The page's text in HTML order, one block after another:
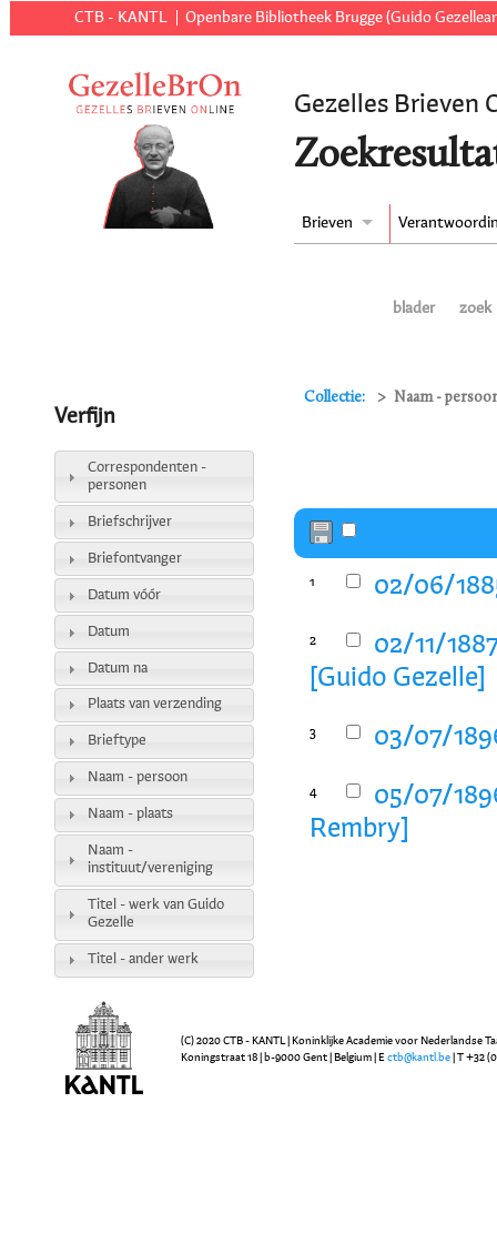
CTB - KANTL Openbare Bibliotheek Brugge (Guido
Gezelles Brieven
Brieven
blader zoek
Collectie: Naam -
1 02/06/
2
02/11/
[Guido Gezelle]
3 03/07/
4
05/07/
Rembry]
Verfijn
Correspondenten -
personen
Briefschrijver
Briefontvanger
Datum vóór
Datum
Datum na
Plaats van verzending
Brieftype
Naam - persoon
Naam - plaats
Naam -
instituut/vereniging
Titel - werk van Guido
Gezelle
Titel - ander werk
(C) 2020 CTB - KANTL | Koninklijke Academie voor Nederlandse
Koningstraat 18 | b-9000 Gent | Belgium | E ctb@kantl.be | T +32